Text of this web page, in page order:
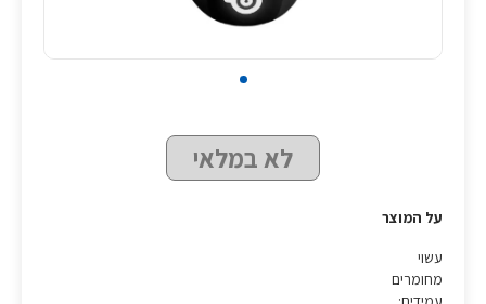
לא במלאי
על המוצר
עשוי
מחומרים